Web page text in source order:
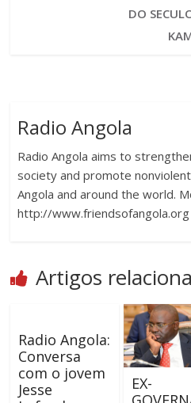
DO
Radio Angola
Radio Angola aims to
society and promote
Angola and around the world.
http://www.friendsofangola.org
Artigos
Radio Angola:
Conversa
com o jovem
Jesse
EX-